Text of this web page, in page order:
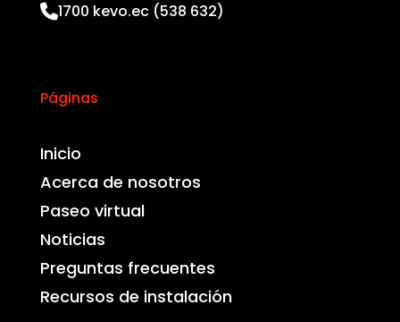
1700 kevo.ec (538 632)
Páginas
Inicio
Acerca de nosotros
Paseo virtual
Noticias
Preguntas frecuentes
Recursos de instalación